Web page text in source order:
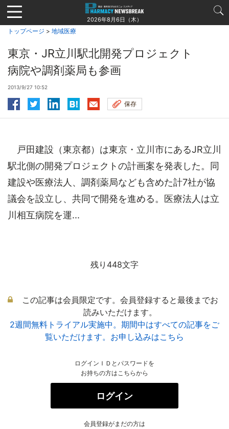
Jump
to
navigation
2026年8月6日（木）
トップページ > 地域医療
東京・JR立川駅北開発プロジェクト
病院や調剤薬局も参画
2013/9/27 10:52
保存
戸田建設（東京都）は東京・立川市にあるJR立川
駅北側の開発プロジェクトの計画案を発表した。同
建設や医療法人、調剤薬局なども含めた計7社が協
議会を設立し、共同で開発を進める。医療法人は立
川相互病院を運...
残り448文字
この記事は会員限定です。会員登録すると最後までお
読みいただけます。
2週間無料トライアル実施中。期間中はすべての記事をご
覧いただけます。お申し込みはこちら
ログインＩＤとパスワードを
お持ちの方はこちらから
ログイン
会員登録がまだの方は